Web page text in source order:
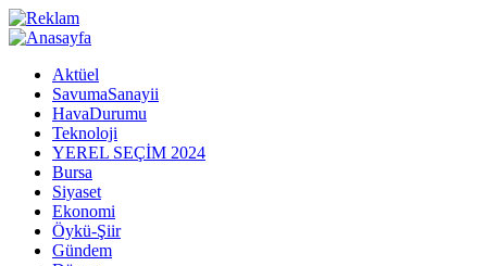
Aktüel
SavumaSanayii
HavaDurumu
Teknoloji
YEREL SEÇİM 2024
Bursa
Siyaset
Ekonomi
Öykü-Şiir
Gündem